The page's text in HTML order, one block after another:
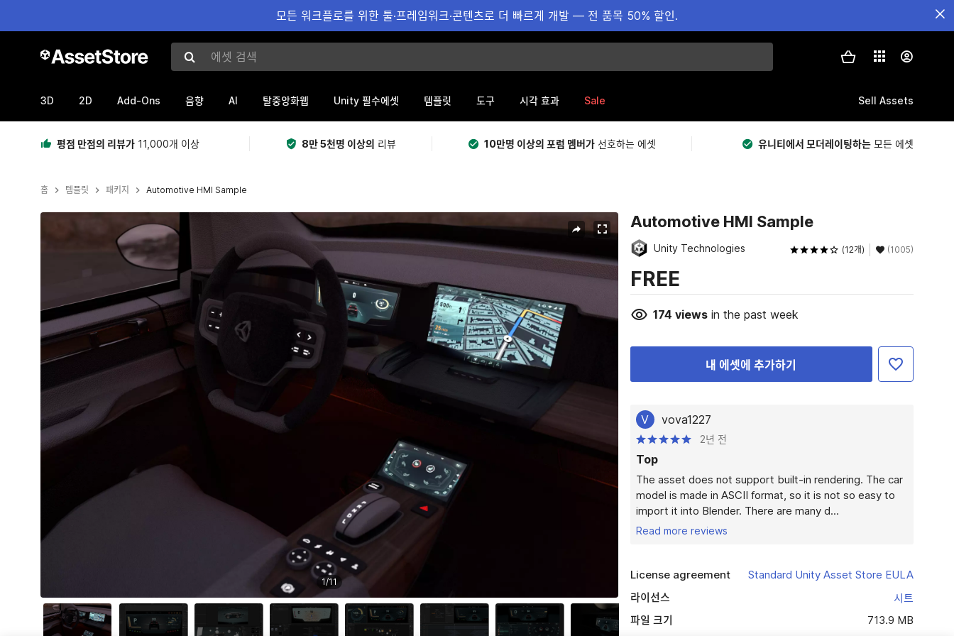
모든 워크플로를 위한 툴·프레임워크·콘텐츠로 더 빠르게 개발 — 전 품목 50% 할인.
에셋 검색
3D 2D Add-Ons 음향 AI 탈중앙화웹 Unity 필수에셋 템플릿 도구 시각 효과 Sale Sell Assets
평점 만점의 리뷰가 11,000개 이상 8만 5천명 이상의 리뷰 10만명 이상의 포럼 멤버가 선호하는 에셋 유니티에서 모더레이팅하는 모든 에셋
홈 템플릿 패키지 Automotive HMI Sample
1/11
Automotive HMI Sample
Unity Technologies (12개) (1005)
FREE
174 viewsin the past week
내 에셋에 추가하기
V vova1227
2년 전
Top
The asset does not support built-in rendering. The car
model is made in ASCII format, so it is not so easy to
import it into Blender. There are many d...
Read more reviews
License agreement
Standard Unity Asset Store EULA
라이선스
시트
파일 크기
713.9 MB